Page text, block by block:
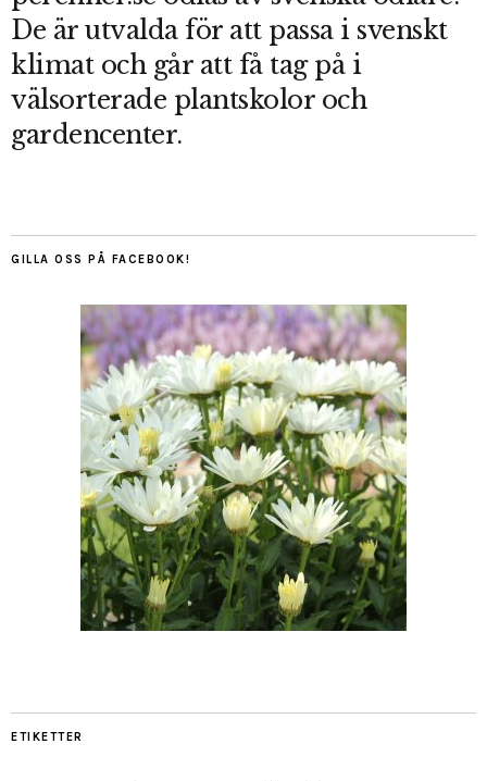
De är utvalda för att passa i svenskt
klimat och går att få tag på i
välsorterade plantskolor och
gardencenter.
GILLA OSS PÅ FACEBOOK!
ETIKETTER